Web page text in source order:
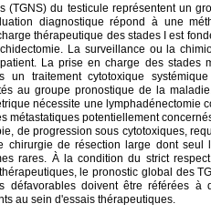
(TGNS) du testicule représentent un
diagnostique répond à une
thérapeutique des stades I est
La surveillance ou la
La prise en charge des stades
un traitement cytotoxique
au groupe pronostique de la
nécessite une lymphadénectomie
métastatiques potentiellement
de progression sous cytotoxiques,
chirurgie de résection large dont seul
rares. À la condition du strict
le pronostic global des
défavorables doivent être référées à
au sein d'essais thérapeutiques.